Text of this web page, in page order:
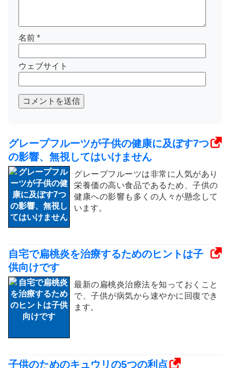
名前 *
ウェブサイト
コメントを送信
グレープフルーツが子供の健康に及ぼす7つ
の影響、無視してはいけません
グレープフルーツは非常に人気があり
栄養価の高い食品であるため、子供の
健康への影響も多くの人々が懸念して
います。
自宅で扁桃炎を治療するためのヒントは子
供向けです
最新の扁桃炎治療法を知っておくこと
で、子供が病気から速やかに回復でき
ます。
子供のためのキュウリの5つの利点